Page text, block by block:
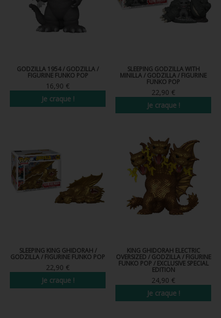
GODZILLA 1954 / GODZILLA /
FIGURINE FUNKO POP
16,90 €
Je craque !
SLEEPING GODZILLA WITH
MINILLA / GODZILLA / FIGURINE
FUNKO POP
22,90 €
Je craque !
SLEEPING KING GHIDORAH /
GODZILLA / FIGURINE FUNKO POP
22,90 €
Je craque !
KING GHIDORAH ELECTRIC
OVERSIZED / GODZILLA / FIGURINE
FUNKO POP / EXCLUSIVE SPECIAL
EDITION
24,90 €
Je craque !